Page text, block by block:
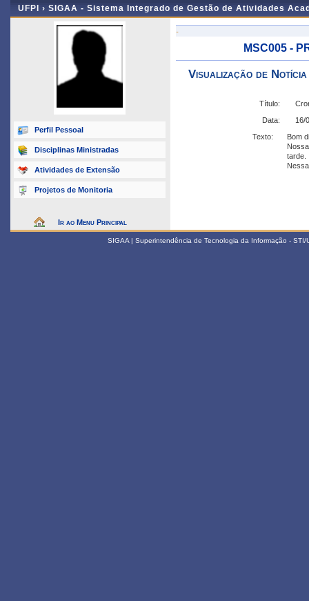
UFPI › SIGAA - Sistema Integrado de Gestão de Atividades
Perfil Pessoal
Disciplinas Ministradas
Atividades de Extensão
Projetos de Monitoria
Ir ao Menu Principal
-
MSC005 -
Visualização de Notícia
Título:
Data:
16/
Texto:
Bom
tarde.
SIGAA | Superintendência de Tecnologia da Informação -